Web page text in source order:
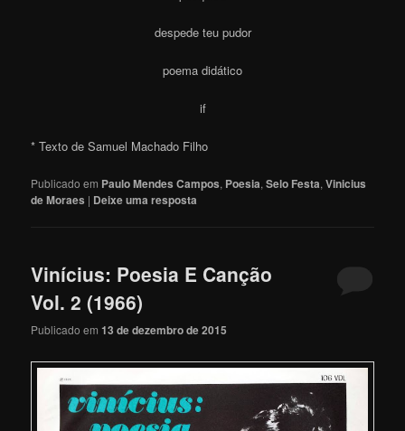
despede teu pudor
poema didático
if
* Texto de Samuel Machado Filho
Publicado em Paulo Mendes Campos, Poesia,Selo Festa,Vinicius
de Moraes | Deixe uma resposta
Vinícius: Poesia E Canção
Vol. 2 (1966)
Publicado em13 de dezembro de 2015